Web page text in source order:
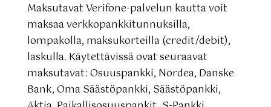
Maksutavat Verifone-palvelun kautta voit
maksaa verkkopankkitunnuksilla,
lompakolla, maksukorteilla (credit/debit),
laskulla. Käytettävissä ovat seuraavat
maksutavat: Osuuspankki, Nordea, Danske
Bank, Oma Säästöpankki, Säästöpankki,